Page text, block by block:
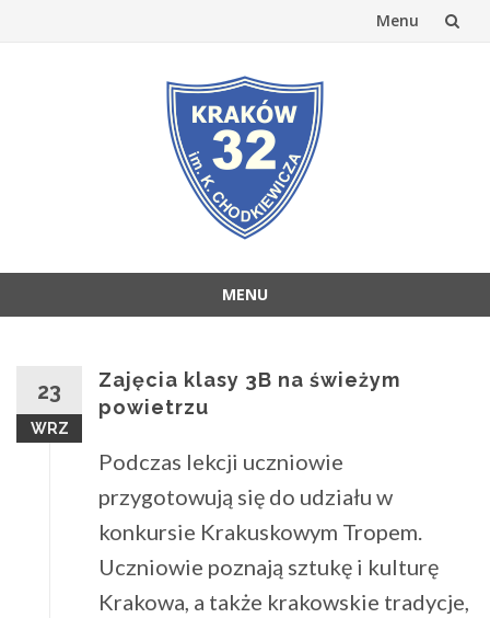
Menu
MENU
23
WRZ
Zajęcia klasy 3B na świeżym
powietrzu
Podczas lekcji uczniowie
przygotowują się do udziału w
konkursie Krakuskowym Tropem.
Uczniowie poznają sztukę i kulturę
Krakowa, a także krakowskie tradycje,